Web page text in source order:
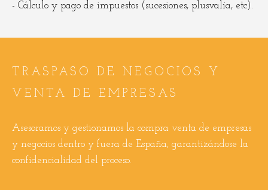
Cálculo y pago de impuestos (sucesiones, plusvalía, etc).
TRASPASO DE NEGOCIOS Y
VENTA DE EMPRESAS
Asesoramos y gestionamos la compra venta de empresas
y negocios dentro y fuera de España, garantizándose la
confidencialidad del proceso.